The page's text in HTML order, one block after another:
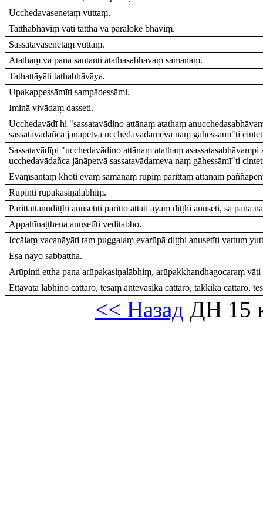
Ucchedavasenetaṃ vuttaṃ.
Tatthabhāviṃ vāti tattha vā paraloke bhāviṃ.
Sassatavasenetaṃ vuttaṃ.
Atathaṃ vā pana santanti atathasabhāvaṃ samānaṃ.
Tathattāyāti tathabhāvāya.
Upakappessāmīti sampādessāmi.
Iminā vivādaṃ dasseti.
Ucchedavādī hi "sassatavādino attānaṃ atathaṃ
sassatavādañca jānāpetvā ucchedavādameva naṃ gāhessāmī"ti
Sassatavādīpi "ucchedavādino attānaṃ atathaṃ
ucchedavādañca jānāpetvā sassatavādameva naṃ gāhessāmī"ti
Evaṃsantaṃ khoti evaṃ samānaṃ rūpiṃ parittaṃ attānaṃ
Rūpinti rūpakasiṇalābhiṃ.
Parittattānudiṭṭhi anusetīti paritto attāti ayaṃ diṭṭhi anuseti, sā pana
Appahīnaṭṭhena anusetīti veditabbo.
Iccālaṃ vacanāyāti taṃ puggalaṃ evarūpā diṭṭhi anusetīti vattuṃ
Esa nayo sabbattha.
Arūpinti ettha pana arūpakasiṇalābhiṃ, arūpakkhandhagocaraṃ
Ettāvatā lābhino cattāro, tesaṃ antevāsikā cattāro, takkikā cattāro,
<< Назад ДН 15